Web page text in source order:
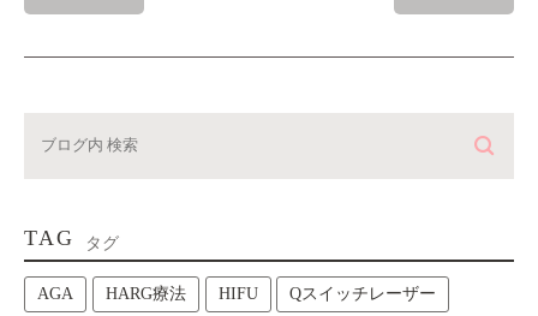
TAG タグ
AGA HARG療法 HIFU Qスイッチレーザー